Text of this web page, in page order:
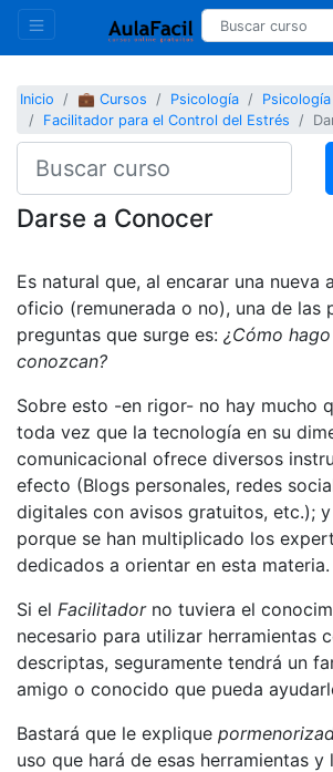
Inicio 💼 Cursos Psicología
Psicología
Facilitador para el Control del Estrés
Darse a Conocer
Es natural que, al encarar una nueva
oficio (remunerada o no), una de las
preguntas que surge es: ¿Cómo
conozcan?
Sobre esto -en rigor- no hay mucho
toda vez que la tecnología en su
comunicacional ofrece diversos
efecto (Blogs personales, redes
digitales con avisos gratuitos, etc.);
porque se han multiplicado los
dedicados a orientar en esta materia.
Si el Facilitadorno tuviera el
necesario para utilizar herramientas
descriptas, seguramente tendrá un
amigo o conocido que pueda
Bastará que le explique
uso que hará de esas herramientas y